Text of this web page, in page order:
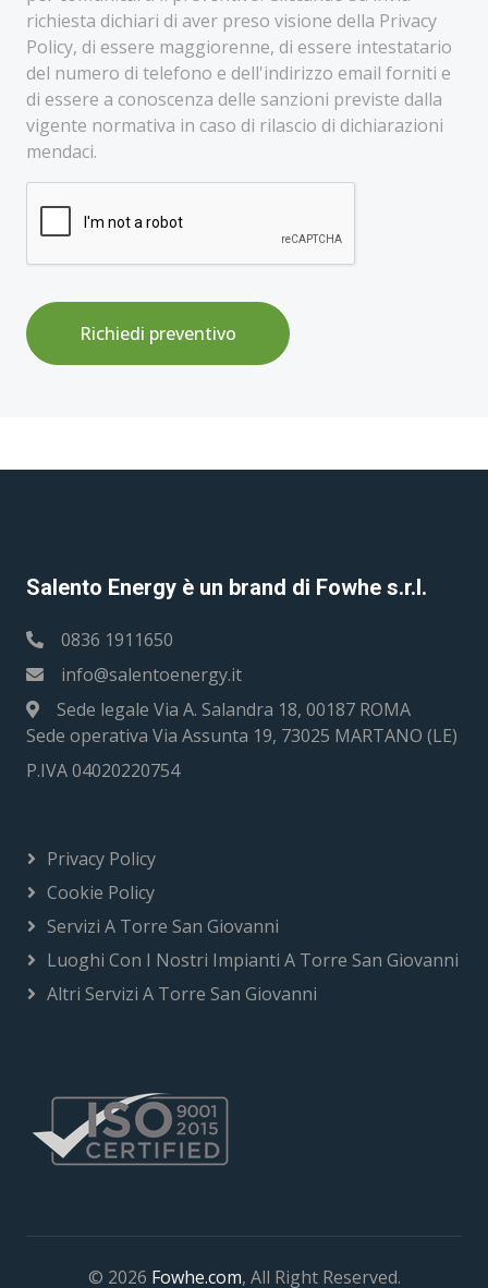
richiesta dichiari di aver preso visione della Privacy
Policy, di essere maggiorenne, di essere intestatario
del numero di telefono e dell'indirizzo email forniti e
di essere a conoscenza delle sanzioni previste dalla
vigente normativa in caso di rilascio di dichiarazioni
mendaci.
Richiedi preventivo
Salento Energy è un brand di Fowhe s.r.l.
0836 1911650
info@salentoenergy.it
Sede legale Via A. Salandra 18, 00187 ROMA
Sede operativa Via Assunta 19, 73025 MARTANO (LE)
P.IVA 04020220754
Privacy Policy
Cookie Policy
Servizi A Torre San Giovanni
Luoghi Con I Nostri Impianti A Torre San Giovanni
Altri Servizi A Torre San Giovanni
© 2026 Fowhe.com, All Right Reserved.